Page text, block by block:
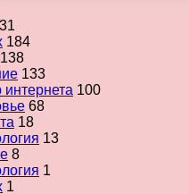
184
138
133
100
68
18
13
8
1
1